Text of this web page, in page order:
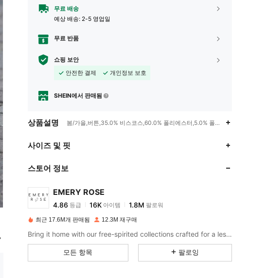
무료 배송
예상 배송: 2-5 영업일
무료 반품
쇼핑 보안
안전한 결제
개인정보 보호
SHEIN에서 판매됨
상품설명 봄/가을,버튼,35.0% 비스코스,60.0% 폴리에스터,5.0% 폴리우레탄
사이즈 및 핏
스토어 정보
EMERY ROSE
4.86
4.86등급 16K아이템
j***a 이(가)하루 전에지불됨
4.86 16K
최근 17.6M개 판매됨 12.3M 재구매
Bring it home with our free-spirited collections crafted for a less complicated life.
모든 항목 팔로잉